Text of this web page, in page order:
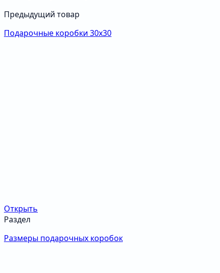
Предыдущий товар
Подарочные коробки 30х30
Открыть
Раздел
Размеры подарочных коробок